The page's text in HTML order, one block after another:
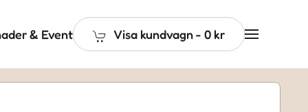
& Event Visa kundvagn- 0 kr